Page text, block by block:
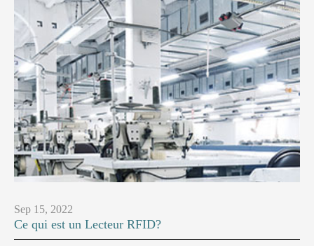
Sep 15, 2022
Ce qui est un Lecteur RFID?